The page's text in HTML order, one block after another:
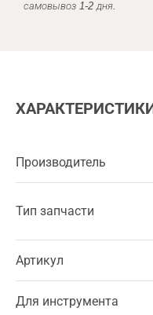
самовывоз 1-2 дня.
Производитель
Тип запчасти
Артикул
Для инструмента